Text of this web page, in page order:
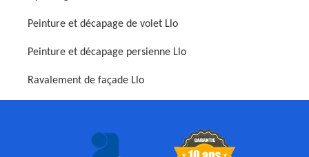
Peinture et décapage de volet Llo
Peinture et décapage persienne Llo
Ravalement de façade Llo